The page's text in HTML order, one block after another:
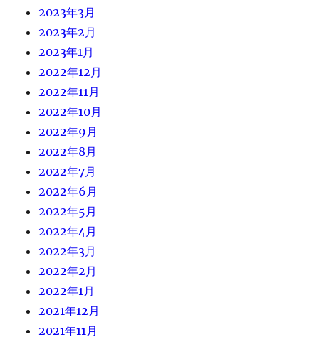
2023年3月
2023年2月
2023年1月
2022年12月
2022年11月
2022年10月
2022年9月
2022年8月
2022年7月
2022年6月
2022年5月
2022年4月
2022年3月
2022年2月
2022年1月
2021年12月
2021年11月